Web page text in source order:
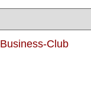
Business-Club